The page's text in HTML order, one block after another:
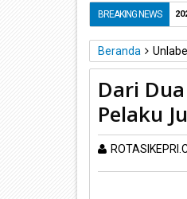
BREAKING NEWS
Beranda
Dari
Pelaku